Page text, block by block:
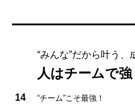
“みんな”だから叶う、
人はチームで
14 “チーム”こそ最強！